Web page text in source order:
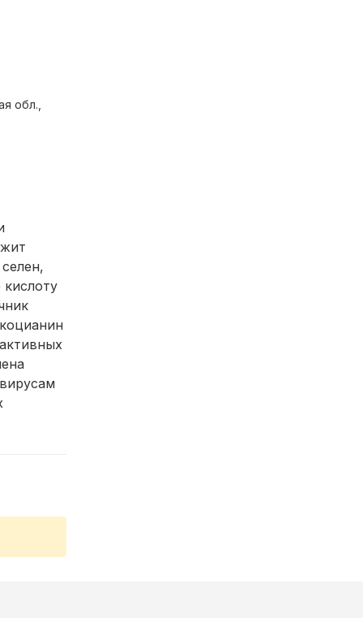
обл.,